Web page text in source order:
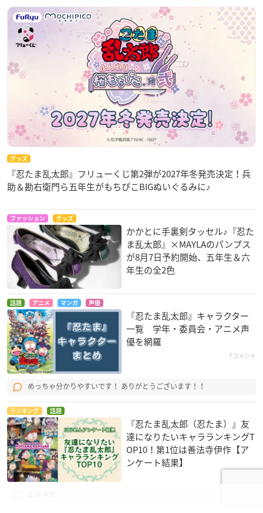
グッズ
『忍たま乱太郎』フリューくじ第2弾が2027年冬発売決定！兵
助＆勘右衛門ら五年生がもちぴこBIGぬいぐるみに♪
ファッション グッズ
かかとに手裏剣タッセル♪『忍た
ま乱太郎』×MAYLAのパンプス
が8月7日予約開始、五年生＆六
年生の全2色
話題 アニメ マンガ 声優
『忍たま乱太郎』キャラクター
一覧 学年・委員会・アニメ声
優を網羅
7コメント
めっちゃ分かりやすいです！ ありがとうございます！！
ランキング 話題
『忍たま乱太郎（忍たま）』友
達になりたいキャラランキングT
OP10！第1位は善法寺伊作【ア
ンケート結果】